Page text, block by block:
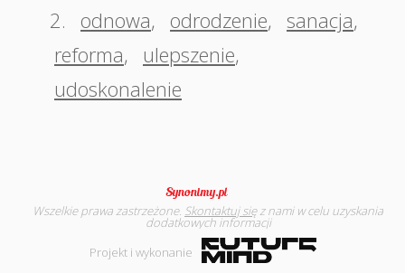
2. odnowa, odrodzenie, sanacja,
reforma, ulepszenie,
udoskonalenie
Wszelkie prawa zastrzeżone. Skontaktuj sięz nami w celu uzyskania
dodatkowych informacji
Projekt i wykonanie